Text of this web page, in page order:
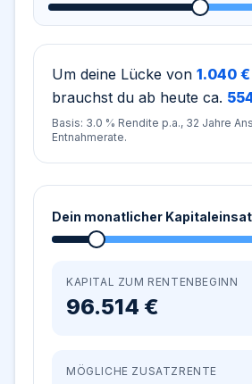
Um deine Lücke von 1.040 €
brauchst du ab heute ca.
Basis: 3.0 % Rendite p.a., 32 Jahre
Entnahmerate.
Dein monatlicher
KAPITAL ZUM RENTENBEGINN
96.514 €
MÖGLICHE ZUSATZRENTE